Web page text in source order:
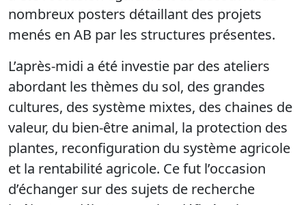
nombreux posters détaillant des projets
menés en AB par les structures présentes.
L’après-midi a été investie par des ateliers
abordant les thèmes du sol, des grandes
cultures, des système mixtes, des chaines de
valeur, du bien-être animal, la protection des
plantes, reconfiguration du système agricole
et la rentabilité agricole. Ce fut l’occasion
d’échanger sur des sujets de recherche